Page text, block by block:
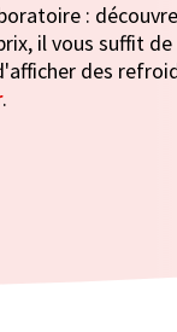
:
il vous suffit
des
.